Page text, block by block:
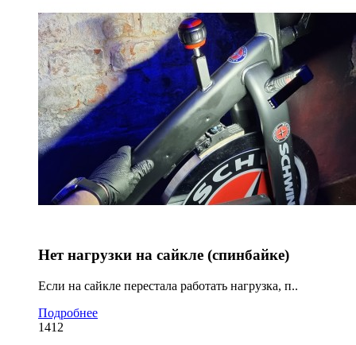
Нет нагрузки на сайкле (спинбайке)
Если на сайкле перестала работать нагрузка, п..
Подробнее
1412